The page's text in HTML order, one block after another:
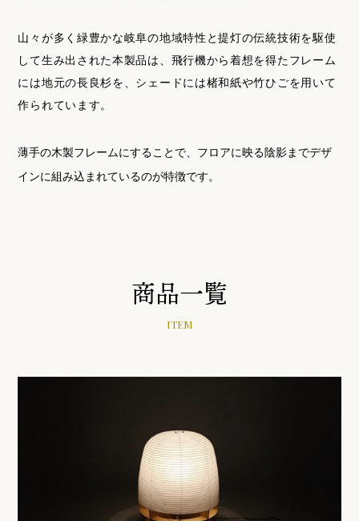
山々が多く緑豊かな岐阜の地域特性と提灯の伝統技術を駆使
して生み出された本製品は、飛行機から着想を得たフレーム
には地元の長良杉を、シェードには楮和紙や竹ひごを用いて
作られています。
薄手の木製フレームにすることで、フロアに映る陰影までデザ
インに組み込まれているのが特徴です。
商品一覧
AEROFOIL FS
幅 30cm 高さ 38cm
74,800円（内税）